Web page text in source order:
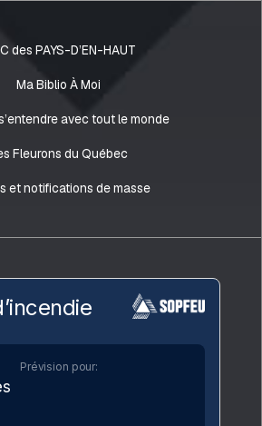
des PAYS-D’EN-HAUT
Ma Biblio À Moi
avec tout le monde
Fleurons du Québec
et notifications de masse
Prévision pour: